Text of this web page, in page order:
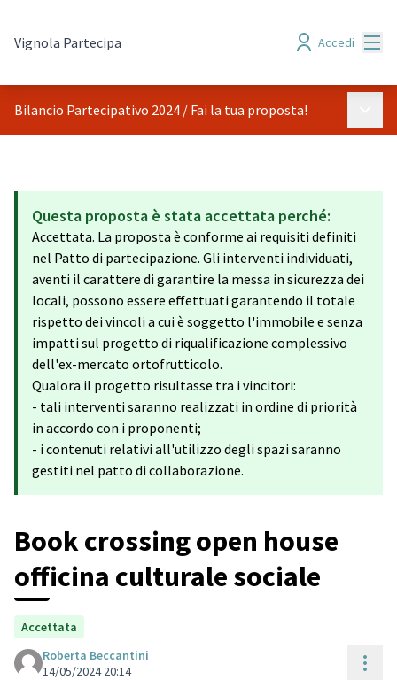
Vignola Partecipa Accedi
Bilancio Partecipativo 2024 / Fai la tua proposta!
Questa proposta è stata accettata perché:
Accettata. La proposta è conforme ai requisiti definiti
nel Patto di partecipazione. Gli interventi individuati,
aventi il carattere di garantire la messa in sicurezza dei
locali, possono essere effettuati garantendo il totale
rispetto dei vincoli a cui è soggetto l'immobile e senza
impatti sul progetto di riqualificazione complessivo
dell'ex-mercato ortofrutticolo.
Qualora il progetto risultasse tra i vincitori:
- tali interventi saranno realizzati in ordine di priorità
in accordo con i proponenti;
- i contenuti relativi all'utilizzo degli spazi saranno
gestiti nel patto di collaborazione.
Book crossing open house
officina culturale sociale
Accettata
Roberta Beccantini
14/05/2024 20:14